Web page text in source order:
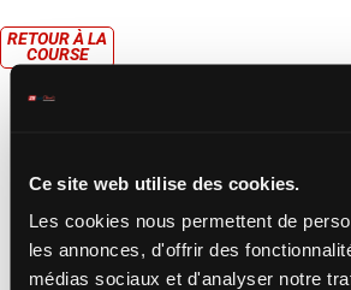
Ce site web utilise des cookies.
Les cookies nous permettent de
les annonces, d'offrir des
médias sociaux et d'analyser notre
RETOUR À LA
COURSE